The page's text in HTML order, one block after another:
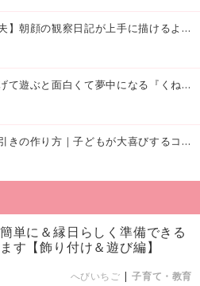
【絵が苦手でも大丈夫】朝顔の観察日記が上手に描けるようになる方法｜イラスト付き
【簡単折り紙】つなげて遊ぶと面白くて夢中になる『くねくねへびさんの作り方』
【おうち縁日】千本引きの作り方｜子どもが大喜びするコツやアイデア♪
単に＆縁日らしく準備できる
す【飾り付け＆遊び編】
へびいちご |子育て・教育